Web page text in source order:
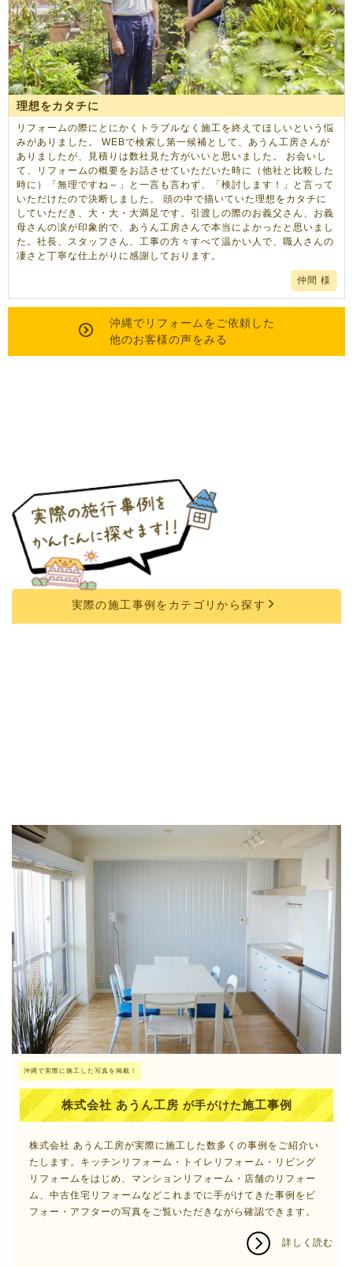
理想をカタチに
リフォームの際にとにかくトラブルなく施工を終えてほしいという悩
みがありました。 WEBで検索し第一候補として、あうん工房さんが
ありましたが、見積りは数社見た方がいいと思いました。 お会いし
て、リフォームの概要をお話させていただいた時に（他社と比較した
時に）「無理ですね～」と一言も言わず、「検討します！」と言って
いただけたので決断しました。 頭の中で描いていた理想をカタチに
していただき、大・大・大満足です。引渡しの際のお義父さん、お義
母さんの涙が印象的で、あうん工房さんで本当によかったと思いまし
た。社長、スタッフさん、工事の方々すべて温かい人で、職人さんの
凄さと丁寧な仕上がりに感謝しております。
仲間 様
沖縄で リフォームをご依頼した
他のお客様の声をみる
実際の施工事例 をカテゴリから探す
沖縄で実際に施工した写真を掲載！
株式会社 あうん工房が手がけた施工事例
株式会社 あうん工房が実際に施工した数多くの事例をご紹介い
たします。キッチンリフォーム・トイレリフォーム・リビング
リフォームをはじめ、マンションリフォーム・店舗のリフォー
ム、中古住宅リフォームなどこれまでに手がけてきた事例をビ
フォー・アフターの写真をご覧いただきながら確認できます。
詳しく読む